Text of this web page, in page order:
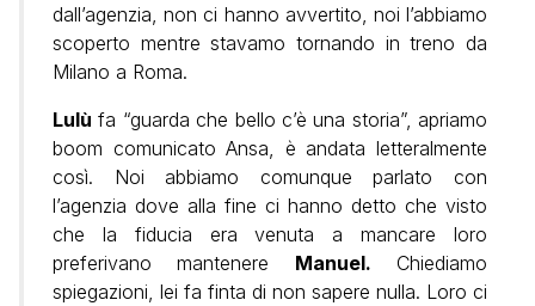
dall’agenzia, non ci hanno avvertito, noi l’abbiamo
scoperto mentre stavamo tornando in treno da
Milano a Roma.
Lulù fa “guarda che bello c’è una storia”, apriamo
boom comunicato Ansa, è andata letteralmente
così. Noi abbiamo comunque parlato con
l’agenzia dove alla fine ci hanno detto che visto
che la fiducia era venuta a mancare loro
preferivano mantenere Manuel. Chiediamo
spiegazioni, lei fa finta di non sapere nulla. Loro ci